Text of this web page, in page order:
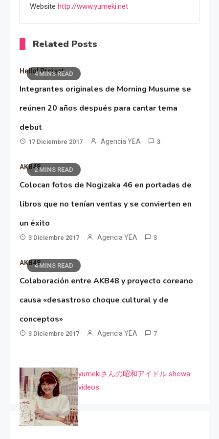
Website http://www.yumeki.net
Related Posts
4 MINS READ
Hello! Project
Integrantes originales de Morning Musume se
reúnen 20 años después para cantar tema
debut
17 Diciembre 2017 Agencia YEA 3
2 MINS READ
AKB48
Colocan fotos de Nogizaka 46 en portadas de
libros que no tenían ventas y se convierten en
un éxito
3 Diciembre 2017 Agencia YEA 3
4 MINS READ
AKB48
Colaboración entre AKB48 y proyecto coreano
causa «desastroso choque cultural y de
conceptos»
3 Diciembre 2017 Agencia YEA 7
yumekiさんの昭和アイドル showa
videos